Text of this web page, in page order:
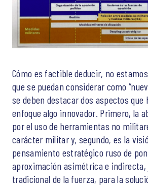
Cómo es factible deducir, no
que se puedan considerar como
se deben destacar dos aspectos que
enfoque algo innovador. Primero, la
por el uso de herramientas no
carácter militar y, segundo, es la
pensamiento estratégico ruso de
aproximación asimétrica e indirecta,
tradicional de la fuerza, para la